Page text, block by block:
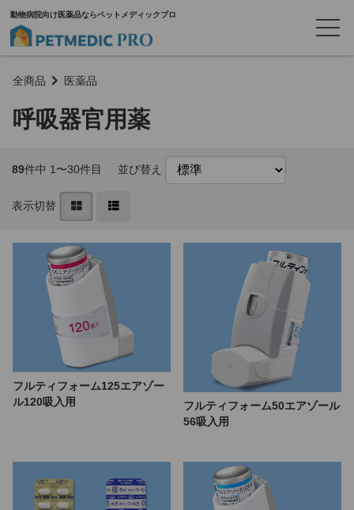
動物病院向け医薬品ならペットメディックプロ
全商品 医薬品
呼吸器官用薬
89件中 1〜30件目 並び替え
表示切替
フルティフォーム125エアゾー
ル120吸入用
フルティフォーム50エアゾール
56吸入用